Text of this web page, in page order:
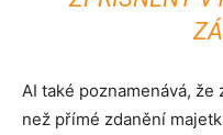
AI také poznamenává,
než přímé zdanění